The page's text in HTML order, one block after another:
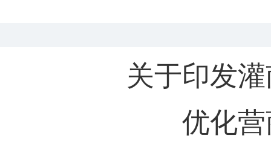
关于印发
优化